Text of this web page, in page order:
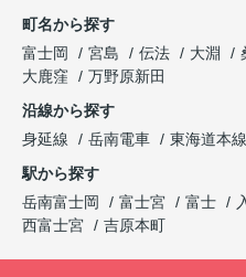
町名から探す
富士岡
宮島 伝法 大淵
大鹿窪
万野原新田
沿線から探す
身延線
岳南電車
東海道本線
駅から探す
岳南富士岡
富士宮 富士
西富士宮
吉原本町